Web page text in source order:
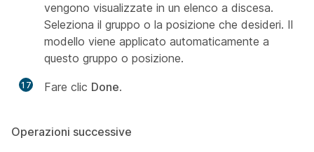
vengono visualizzate in un elenco a discesa.
Seleziona il gruppo o la posizione che desideri. Il
modello viene applicato automaticamente a
questo gruppo o posizione.
17 Fare clic Done.
Operazioni successive